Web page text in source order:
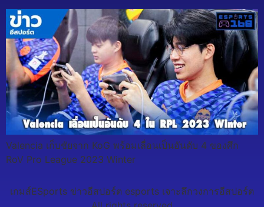
Valencia เก็บชัยจาก KoG พร้อมเลื่อนเป็นอันดับ 4 ของศึก
RoV Pro League 2023 Winter
เกมส์ESports ข่าวอีสปอร์ต esports เจาะลึกวงการอีสปอร์ต